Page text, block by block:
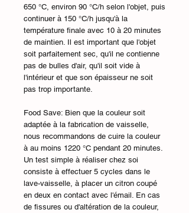
650 °C, environ 90 °C/h selon l'objet, puis
continuer à 150 °C/h jusqu'à la
température finale avec 10 à 20 minutes
de maintien. Il est important que l'objet
soit parfaitement sec, qu'il ne contienne
pas de bulles d'air, qu'il soit vide à
l'intérieur et que son épaisseur ne soit
pas trop importante.
Food Save: Bien que la couleur soit
adaptée à la fabrication de vaisselle,
nous recommandons de cuire la couleur
à au moins 1220 °C pendant 20 minutes.
Un test simple à réaliser chez soi
consiste à effectuer 5 cycles dans le
lave-vaisselle, à placer un citron coupé
en deux en contact avec l'émail. En cas
de fissures ou d'altération de la couleur,